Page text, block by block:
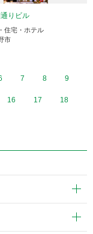
りビル
住宅・ホテル
市
7 8 9
16 17 18